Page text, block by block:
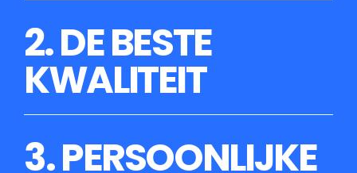
2. DE BESTE
KWALITEIT
3. PERSOONLIJKE